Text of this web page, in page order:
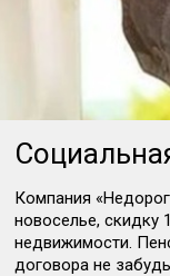
Компания
новоселье,
недвижимости.
договора не